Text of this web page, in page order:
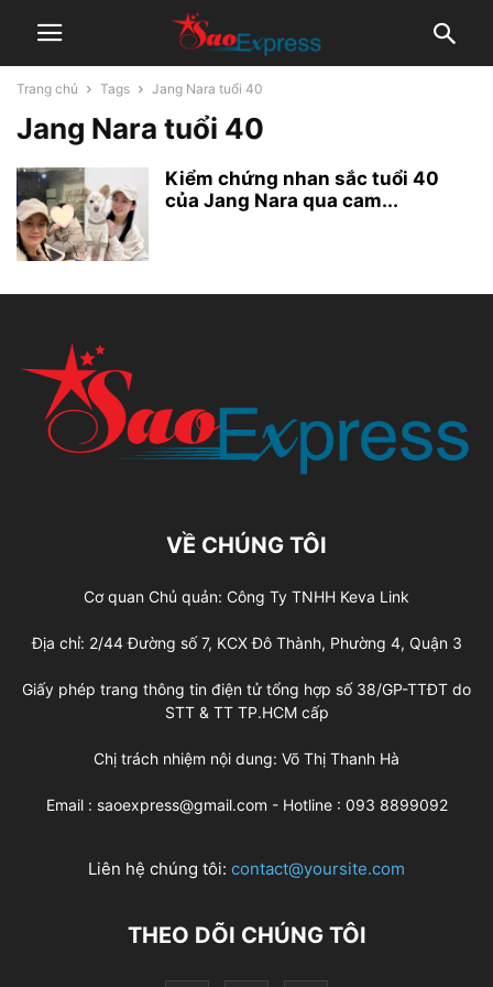
Trang chủ Tags Jang Nara tuổi 40
Jang Nara tuổi 40
Kiểm chứng nhan sắc tuổi 40
của Jang Nara qua cam...
VỀ CHÚNG TÔI
Cơ quan Chủ quản: Công Ty TNHH Keva Link
Địa chỉ: 2/44 Đường số 7, KCX Đô Thành, Phường 4, Quận 3
Giấy phép trang thông tin điện tử tổng hợp số 38/GP-TTĐT do
STT & TT TP.HCM cấp
Chị trách nhiệm nội dung: Võ Thị Thanh Hà
Email : saoexpress@gmail.com - Hotline : 093 8899092
Liên hệ chúng tôi: contact@yoursite.com
THEO DÕI CHÚNG TÔI